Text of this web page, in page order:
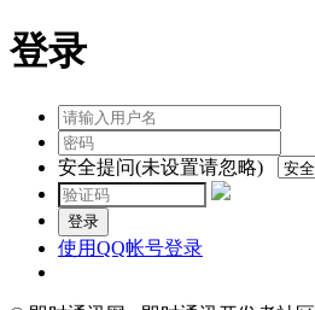
登录
安全提问(未设置请忽略)
登录
使用QQ帐号登录